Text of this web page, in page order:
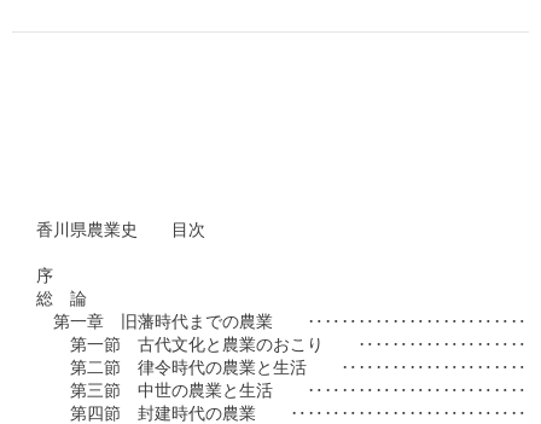
香川県農業史　　目次
序
総　論
第一章　旧藩時代までの農業　　
第一節　古代文化と農業のおこり　　
第二節　律令時代の農業と生活　　
第三節　中世の農業と生活　　
第四節　封建時代の農業　　